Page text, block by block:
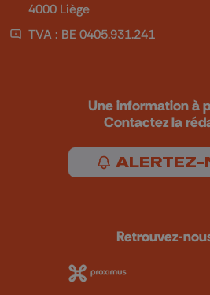
4000 Liège
TVA : BE 0405.931.241
Une information à
Contactez la
ALERTEZ-
Retrouvez-